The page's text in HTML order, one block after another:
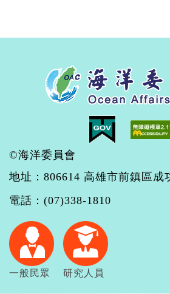
©海洋委員會
地址：806614 高雄市前鎮區成
電話：(07)338-1810
一般民眾 研究人員